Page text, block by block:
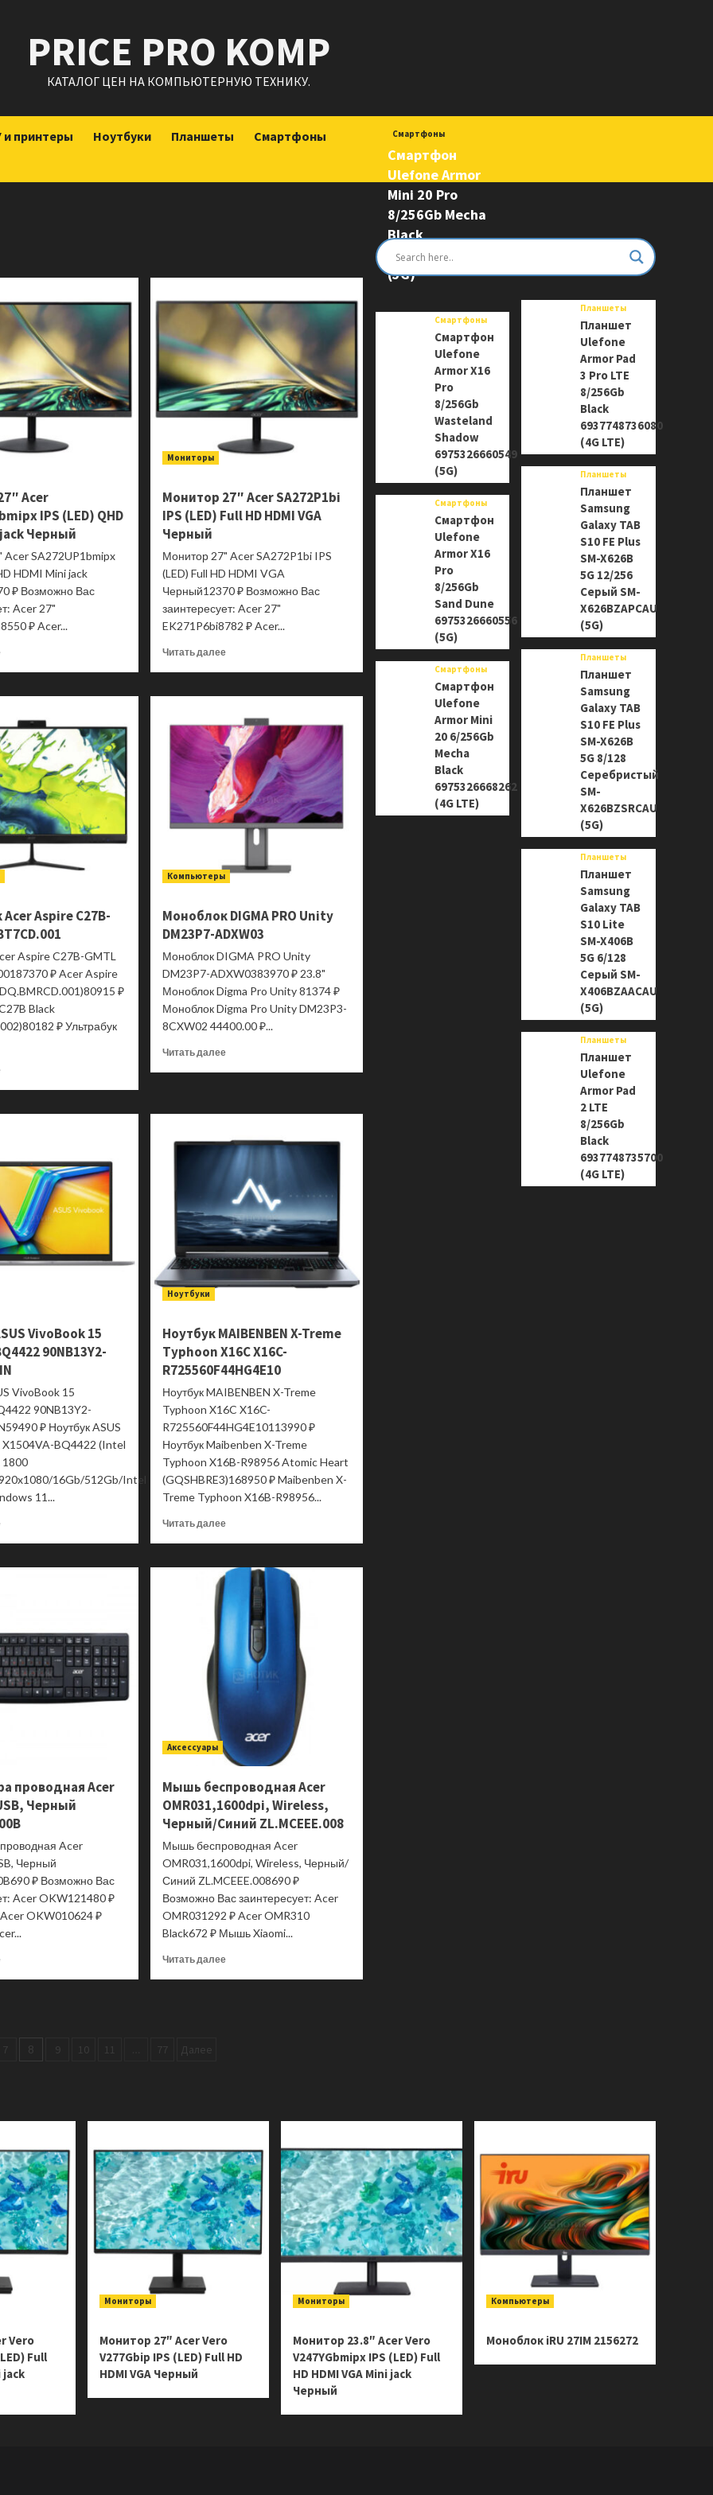
PRICE PRO KOMP
КАТАЛОГ ЦЕН НА КОМПЬЮТЕРНУЮ ТЕХНИКУ.
принтеры Ноутбуки Планшеты Смартфоны
Acer
IPS (LED) QHD
Черный
Acer SA272UP1bmipx
HDMI Mini jack
₽ Возможно Вас
Acer 27"
₽ Acer...
Прочитать
Монитор
Acer
SA272UP1bmipx
IPS
(LED)
QHD
HDMI
Mini
jack
Черный
Мониторы
Монитор 27″ Acer SA272P1bi
IPS (LED) Full HD HDMI VGA
Черный
Монитор 27" Acer SA272P1bi IPS
(LED) Full HD HDMI VGA
Черный12370 ₽ Возможно Вас
заинтересует: Acer 27"
EK271P6bi8782 ₽ Acer...
Читать далееПрочитать
Монитор
Acer
SA272P1bi
IPS
(LED)
Full
HD
HDMI
VGA
Черный
Aspire C27B-
Aspire C27B-GMTL
₽ Acer Aspire
₽
Black
₽ Ультрабук
Прочитать
Моноблок
C27B-
GMTL
DQ.BT7CD.001
Компьютеры
Моноблок DIGMA PRO Unity
DM23P7-ADXW03
Моноблок DIGMA PRO Unity
DM23P7-ADXW0383970 ₽ 23.8"
Моноблок Digma Pro Unity 81374 ₽
Моноблок Digma Pro Unity DM23P3-
8CXW02 44400.00 ₽...
Читать далееПрочитать
Unity
DM23P7-
ADXW03
VivoBook 15
90NB13Y2-
VivoBook 15
90NB13Y2-
₽ Ноутбук ASUS
X1504VA-BQ4422 (Intel
1800
16Gb/512Gb/Intel
11...
Прочитать
Ноутбук
BQ4422
90NB13Y2-
M02FZ0-
WIN
Ноутбуки
Ноутбук MAIBENBEN X-Treme
Typhoon X16C X16C-
R725560F44HG4E10
Ноутбук MAIBENBEN X-Treme
Typhoon X16C X16C-
R725560F44HG4E10113990 ₽
Ноутбук Maibenben X-Treme
Typhoon X16B-R98956 Atomic Heart
(GQSHBRE3)168950 ₽ Maibenben X-
Treme Typhoon X16B-R98956...
Читать далееПрочитать
Ноутбук
MAIBENBEN
Treme
Typhoon
X16C-
R725560F44HG4E10
проводная Acer
Черный
Acer
Черный
₽ Возможно Вас
Acer OKW121480 ₽
OKW010624 ₽
Прочитать
OKW121,
USB,
Аксессуары
Мышь беспроводная Acer
OMR031,1600dpi, Wireless,
Черный/Синий ZL.MCEEE.008
Мышь беспроводная Acer
OMR031,1600dpi, Wireless, Черный/
Синий ZL.MCEEE.008690 ₽
Возможно Вас заинтересует: Acer
OMR031292 ₽ Acer OMR310
Black672 ₽ Мышь Xiaomi...
Читать далееПрочитать
7 8 9 10 11 77 Далее
Смартфоны
Смартфон
Ulefone Armor
Mini 20 Pro
8/256Gb Mecha
Black
6975326663243
(5G)
Смартфоны
Смартфон
Ulefone
Armor X16
Pro
8/256Gb
Wasteland
Shadow
6975326660549
(5G)
Смартфоны
Смартфон
Ulefone
Armor X16
Pro
8/256Gb
Sand Dune
6975326660556
(5G)
Смартфоны
Смартфон
Ulefone
Armor Mini
20 6/256Gb
Mecha
Black
6975326668262
(4G LTE)
Планшеты
Планшет
Ulefone
Armor Pad
3 Pro LTE
8/256Gb
Black
6937748736080
(4G LTE)
Планшеты
Планшет
Samsung
Galaxy TAB
S10 FE Plus
SM-X626B
5G 12/256
Серый SM-
X626BZAPCAU
(5G)
Планшеты
Планшет
Samsung
Galaxy TAB
S10 FE Plus
SM-X626B
5G 8/128
Серебристый
SM-
X626BZSRCAU
(5G)
Планшеты
Планшет
Samsung
Galaxy TAB
S10 Lite
SM-X406B
5G 6/128
Серый SM-
X406BZAACAU
(5G)
Планшеты
Планшет
Ulefone
Armor Pad
2 LTE
8/256Gb
Black
6937748735700
(4G LTE)
Vero
Full
jack
Мониторы
Монитор 27″ Acer Vero
V277Gbip IPS (LED) Full HD
HDMI VGA Черный
Мониторы
Монитор 23.8″ Acer Vero
V247YGbmipx IPS (LED) Full
HD HDMI VGA Mini jack
Черный
Компьютеры
Моноблок iRU 27IM 2156272